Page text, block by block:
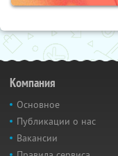
Компания
Основное
Публикации о нас
Вакансии